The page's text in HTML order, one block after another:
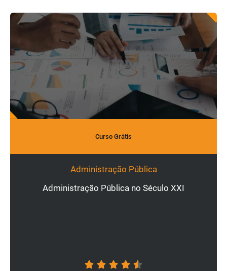
Curso Grátis
Administração Pública
Administração Pública no Século XXI